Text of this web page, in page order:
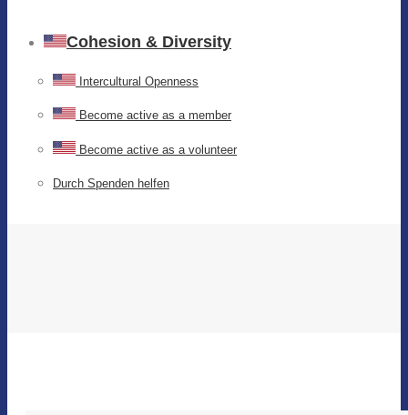
Cohesion & Diversity
Intercultural Openness
Become active as a member
Become active as a volunteer
Durch Spenden helfen